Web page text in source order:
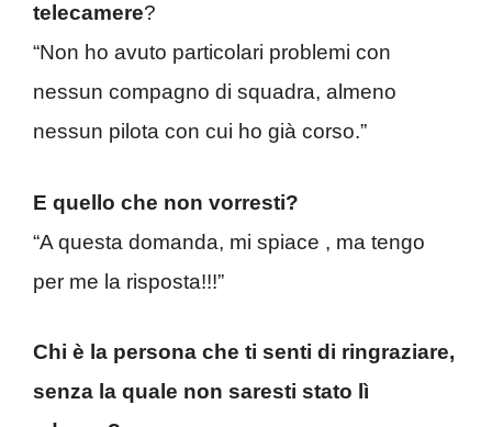
telecamere?
“Non ho avuto particolari problemi con
nessun compagno di squadra, almeno
nessun pilota con cui ho già corso.”
E quello che non vorresti?
“A questa domanda, mi spiace , ma tengo
per me la risposta!!!”
Chi è la persona che ti senti di ringraziare,
senza la quale non saresti stato lì